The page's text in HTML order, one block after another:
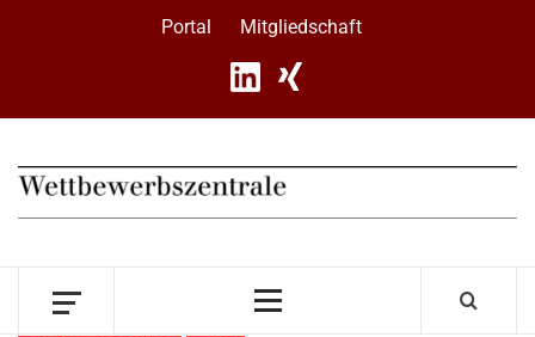
Portal Mitgliedschaft
Primary